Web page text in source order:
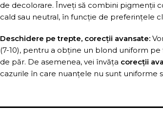
de decolorare. Înveți să combini pigmenții
cald sau neutral, în funcție de preferințele
Deschidere pe trepte, corecții avansate:
(7-10), pentru a obține un blond uniform
de păr. De asemenea, vei învăța corecții
cazurile în care nuanțele nu sunt uniforme